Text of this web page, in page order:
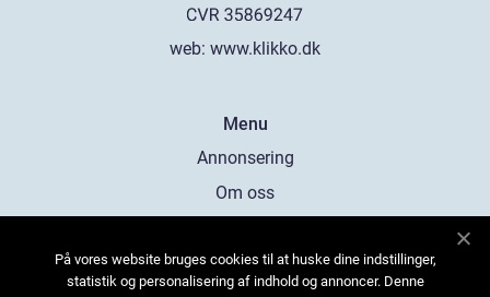
web: www.klikko.dk
Menu
Annonsering
Om oss
Kontakta oss
På vores website bruges cookies til at huske dine indstillinger,
statistik og personalisering af indhold og annoncer. Denne